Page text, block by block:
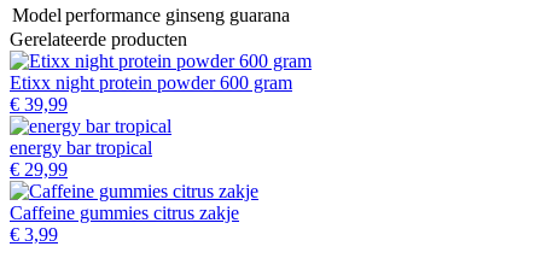
Model performance ginseng guarana
Gerelateerde producten
Etixx night protein powder 600 gram
€ 39,99
energy bar tropical
€ 29,99
Caffeine gummies citrus zakje
€ 3,99